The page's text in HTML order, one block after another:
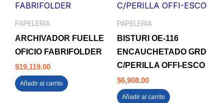
PAPELERIA
ARCHIVADOR FUELLE
OFICIO FABRIFOLDER
$19,119.00
Añadir al carrito
PAPELERIA
BISTURI OE-116
ENCAUCHETADO GRD
C/PERILLA OFFI-ESCO
$6,908.00
Añadir al carrito